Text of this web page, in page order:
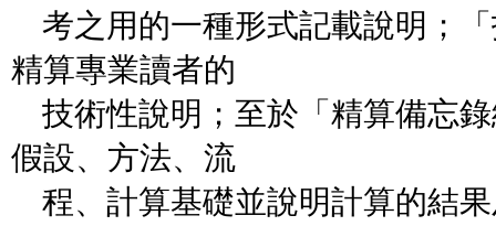
考之用的一種形式記載說明；
精算專業讀者的
技術性說明；至於「精算備忘
假設、方法、流
程、計算基礎並說明計算的結